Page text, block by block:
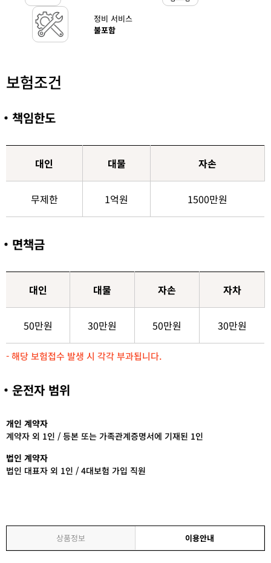
정비 서비스
불포함
보험조건
책임한도
대인 대물 자손
무제한 1억원 1500만원
면책금
대인 대물 자손 자차
50만원 30만원 50만원 30만원
- 해당 보험접수 발생 시 각각 부과됩니다.
운전자 범위
개인 계약자
계약자 외 1인 / 등본 또는 가족관계증명서에 기재된 1인
법인 계약자
법인 대표자 외 1인 / 4대보험 가입 직원
상품정보 이용안내